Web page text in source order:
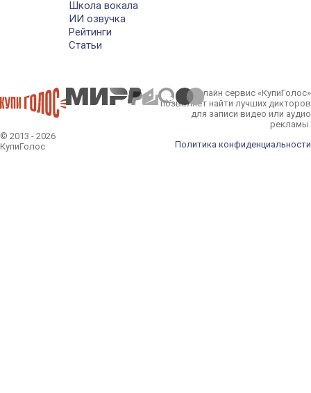
Школа вокала
ИИ озвучка
Рейтинги
Статьи
© 2013 - 2026
КупиГолос
Онлайн сервис «КупиГолос»
позволяет найти лучших дикторов
для записи видео или аудио
рекламы.
Политика конфиденциальности